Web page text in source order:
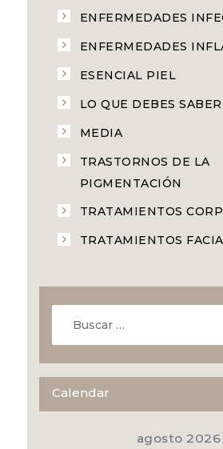
ENFERMEDADES
ENFERMEDADES
ESENCIAL PIEL
LO QUE DEBES SABER
MEDIA
TRASTORNOS DE LA
PIGMENTACIÓN
TRATAMIENTOS
TRATAMIENTOS
Calendar
agosto 2026